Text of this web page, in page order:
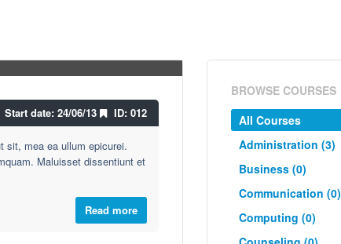
menandri
Start date: 24/06/13 ID: 012
sit, mea ea ullum epicurei.
Maluisset dissentiunt et
Read more
BROWSE COURSES
All Courses
Administration (3)
Business (0)
Communication (0)
Computing (0)